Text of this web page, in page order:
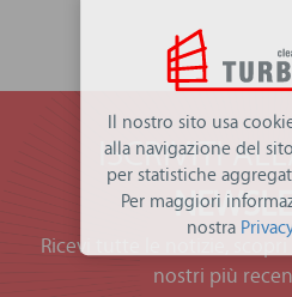
ISCRIVITI
Ricevi tutte le notizie,
nostri più
Il nostro sito usa
alla navigazione del
per statistiche
Per maggiori
nostra